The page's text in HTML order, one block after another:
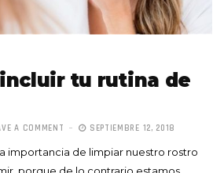
tu rutina de
A COMMENT SEPTIEMBRE 12, 2018
importancia de limpiar nuestro rostro